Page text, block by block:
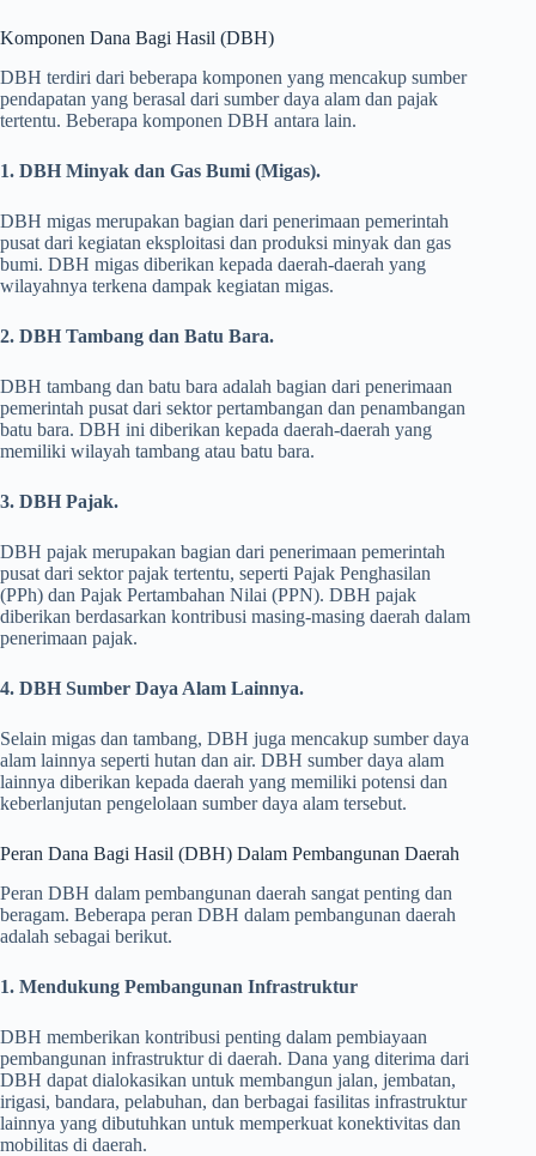
Komponen Dana Bagi Hasil (DBH)
DBH terdiri dari beberapa komponen yang mencakup sumber
pendapatan yang berasal dari sumber daya alam dan pajak
tertentu. Beberapa komponen DBH antara lain.
1. DBH Minyak dan Gas Bumi (Migas).
DBH migas merupakan bagian dari penerimaan pemerintah
pusat dari kegiatan eksploitasi dan produksi minyak dan gas
bumi. DBH migas diberikan kepada daerah-daerah yang
wilayahnya terkena dampak kegiatan migas.
2. DBH Tambang dan Batu Bara.
DBH tambang dan batu bara adalah bagian dari penerimaan
pemerintah pusat dari sektor pertambangan dan penambangan
batu bara. DBH ini diberikan kepada daerah-daerah yang
memiliki wilayah tambang atau batu bara.
3. DBH Pajak.
DBH pajak merupakan bagian dari penerimaan pemerintah
pusat dari sektor pajak tertentu, seperti Pajak Penghasilan
(PPh) dan Pajak Pertambahan Nilai (PPN). DBH pajak
diberikan berdasarkan kontribusi masing-masing daerah dalam
penerimaan pajak.
4. DBH Sumber Daya Alam Lainnya.
Selain migas dan tambang, DBH juga mencakup sumber daya
alam lainnya seperti hutan dan air. DBH sumber daya alam
lainnya diberikan kepada daerah yang memiliki potensi dan
keberlanjutan pengelolaan sumber daya alam tersebut.
Peran Dana Bagi Hasil (DBH) Dalam Pembangunan Daerah
Peran DBH dalam pembangunan daerah sangat penting dan
beragam. Beberapa peran DBH dalam pembangunan daerah
adalah sebagai berikut.
1. Mendukung Pembangunan Infrastruktur
DBH memberikan kontribusi penting dalam pembiayaan
pembangunan infrastruktur di daerah. Dana yang diterima dari
DBH dapat dialokasikan untuk membangun jalan, jembatan,
irigasi, bandara, pelabuhan, dan berbagai fasilitas infrastruktur
lainnya yang dibutuhkan untuk memperkuat konektivitas dan
mobilitas di daerah.